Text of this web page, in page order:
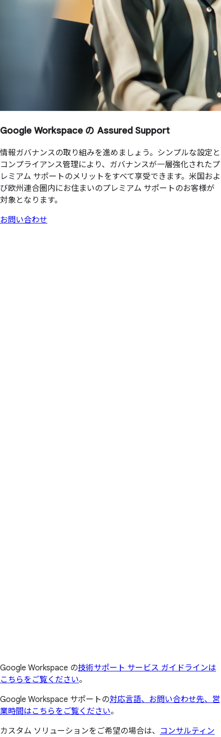
Google Workspace の Assured Support
情報ガバナンスの取り組みを進めましょう。シンプルな設定と
コンプライアンス管理により、ガバナンスが一層強化されたプ
レミアム サポートのメリットをすべて享受できます。米国およ
び欧州連合圏内にお住まいのプレミアム サポートのお客様が
対象となります。
お問い合わせ
Google Workspace の技術サポート サービス ガイドラインは
こちらをご覧ください。
Google Workspace サポートの対応言語、お問い合わせ先、営
業時間はこちらをご覧ください。
カスタム ソリューションをご希望の場合は、 コンサルティン